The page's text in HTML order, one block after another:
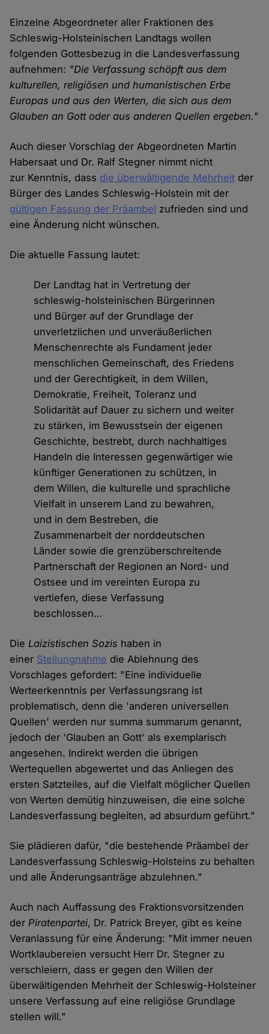
Einzelne Abgeordneter aller Fraktionen des
Schleswig-Holsteinischen Landtags wollen
folgenden Gottesbezug in die Landesverfassung
aufnehmen: "Die Verfassung schöpft aus dem
kulturellen, religiösen und humanistischen Erbe
Europas und aus den Werten, die sich aus dem
Glauben an Gott oder aus anderen Quellen ergeben."
Auch dieser Vorschlag der Abgeordneten Martin
Habersaat und Dr. Ralf Stegner nimmt nicht
zur Kenntnis, dass die überwältigende Mehrheit der
Bürger des Landes Schleswig-Holstein mit der
gültigen Fassung der Präambel zufrieden sind und
eine Änderung nicht wünschen.
Die aktuelle Fassung lautet:
Der Landtag hat in Vertretung der
schleswig-holsteinischen Bürgerinnen
und Bürger auf der Grundlage der
unverletzlichen und unveräußerlichen
Menschenrechte als Fundament jeder
menschlichen Gemeinschaft, des Friedens
und der Gerechtigkeit, in dem Willen,
Demokratie, Freiheit, Toleranz und
Solidarität auf Dauer zu sichern und weiter
zu stärken, im Bewusstsein der eigenen
Geschichte, bestrebt, durch nachhaltiges
Handeln die Interessen gegenwärtiger wie
künftiger Generationen zu schützen, in
dem Willen, die kulturelle und sprachliche
Vielfalt in unserem Land zu bewahren,
und in dem Bestreben, die
Zusammenarbeit der norddeutschen
Länder sowie die grenzüberschreitende
Partnerschaft der Regionen an Nord- und
Ostsee und im vereinten Europa zu
vertiefen, diese Verfassung
beschlossen…
DieLaizistischen Sozis haben in
einer Stellungnahme die Ablehnung des
Vorschlages gefordert: "Eine individuelle
Werteerkenntnis per Verfassungsrang ist
problematisch, denn die 'anderen universellen
Quellen' werden nur summa summarum genannt,
jedoch der 'Glauben an Gott' als exemplarisch
angesehen. Indirekt werden die übrigen
Wertequellen abgewertet und das Anliegen des
ersten Satzteiles, auf die Vielfalt möglicher Quellen
von Werten demütig hinzuweisen, die eine solche
Landesverfassung begleiten, ad absurdum geführt."
Sie plädieren dafür, "die bestehende Präambel der
Landesverfassung Schleswig-Holsteins zu behalten
und alle Änderungsanträge abzulehnen."
Auch nach Auffassung des Fraktionsvorsitzenden
derPiratenpartei, Dr. Patrick Breyer, gibt es keine
Veranlassung für eine Änderung: "Mit immer neuen
Wortklaubereien versucht Herr Dr. Stegner zu
verschleiern, dass er gegen den Willen der
überwältigenden Mehrheit der Schleswig-Holsteiner
unsere Verfassung auf eine religiöse Grundlage
stellen will."